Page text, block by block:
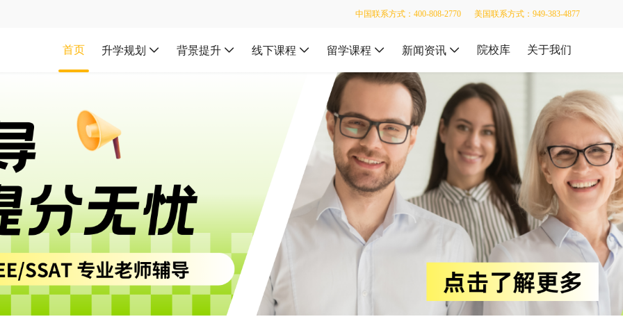
中国联系方式：400-808-2770 美国联系方式：949-383-4877
首页 升学规划 背景提升 线下课程 留学课程 新闻资讯 院校库 关于我们